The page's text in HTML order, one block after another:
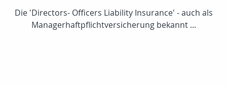
Die 'Directors- Officers Liability Insurance' - auch als
Managerhaftpflichtversicherung bekannt ...